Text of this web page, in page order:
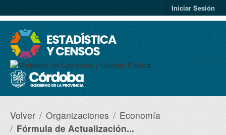
Iniciar Sesión
Volver Organizaciones
Economía
Fórmula de Actualización...